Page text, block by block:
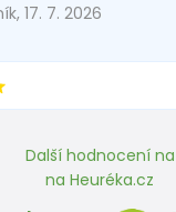
17. 7. 2026
Další hodnocení na
na Heuréka.cz